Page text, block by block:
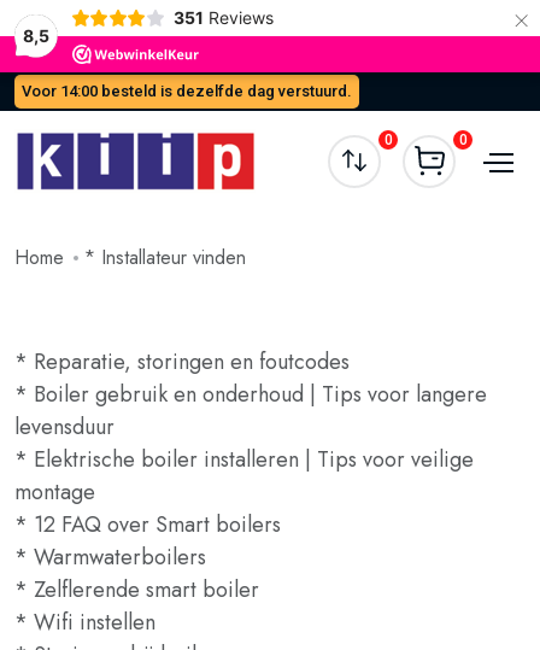
8,5
351 Reviews ×
Voor 14:00 besteld is dezelfde dag verstuurd.
0 0
Home * Installateur vinden
* Reparatie, storingen en foutcodes
* Boiler gebruik en onderhoud | Tips voor langere
levensduur
* Elektrische boiler installeren | Tips voor veilige
montage
* 12 FAQ over Smart boilers
* Warmwaterboilers
* Zelflerende smart boiler
* Wifi instellen